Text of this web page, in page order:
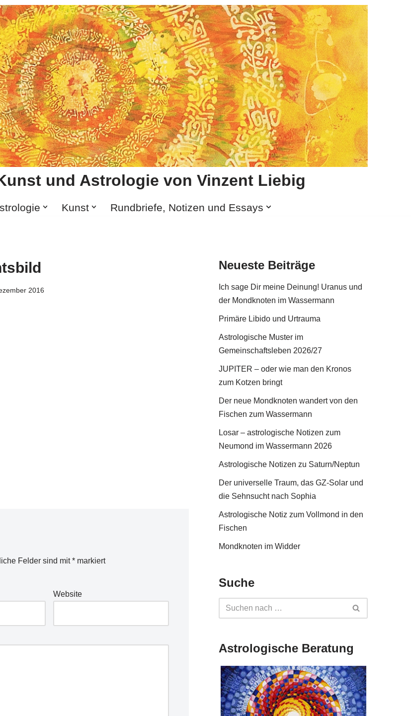
und Astrologie von Vinzent Liebig
Kunst Rundbriefe, Notizen und Essays
2016
Felder sind mit* markiert
Website
Neueste Beiträge
Ich sage Dir meine Deinung! Uranus und
der Mondknoten im Wassermann
Primäre Libido und Urtrauma
Astrologische Muster im
Gemeinschaftsleben 2026/27
JUPITER – oder wie man den Kronos
zum Kotzen bringt
Der neue Mondknoten wandert von den
Fischen zum Wassermann
Losar – astrologische Notizen zum
Neumond im Wassermann 2026
Astrologische Notizen zu Saturn/Neptun
Der universelle Traum, das GZ-Solar und
die Sehnsucht nach Sophia
Astrologische Notiz zum Vollmond in den
Fischen
Mondknoten im Widder
Suche
Astrologische Beratung